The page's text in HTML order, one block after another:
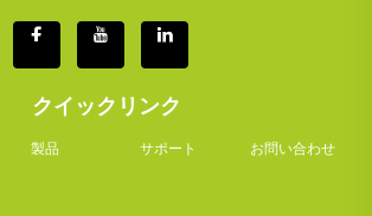
クイックリンク
製品 サポート
お問い合わせ